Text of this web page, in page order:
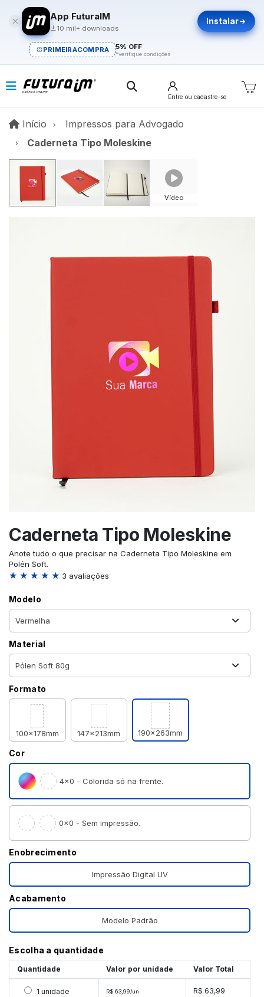
App FuturaIM
10 mil+ downloads
Instalar
PRIMEIRACOMPRA 5% OFF
*verifique condições
Entre ou cadastre-se
Início InícioImpressos para Advogado
Caderneta Tipo Moleskine
Vídeo
Caderneta Tipo Moleskine
Anote tudo o que precisar na Caderneta Tipo Moleskine em
Polén Soft.
★ ★ ★ ★ ★ 3 avaliações
Modelo
Material
Formato
100x178mm 147x213mm 190x263mm
Cor
4×0 - Colorida só na frente.
0×0 - Sem impressão.
Enobrecimento
Impressão Digital UV
Acabamento
Modelo Padrão
Escolha a quantidade
Quantidade Valor por unidade Valor Total
Selecionar 1 unidade
1 unidade R$ 63,99/un R$ 63,99